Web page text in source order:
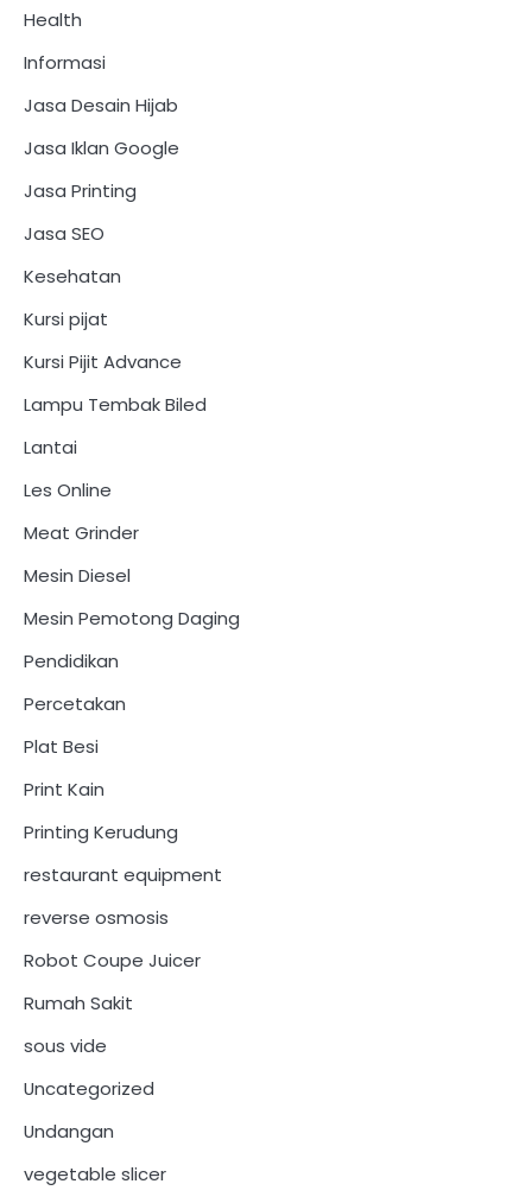
Health
Informasi
Jasa Desain Hijab
Jasa Iklan Google
Jasa Printing
Jasa SEO
Kesehatan
Kursi pijat
Kursi Pijit Advance
Lampu Tembak Biled
Lantai
Les Online
Meat Grinder
Mesin Diesel
Mesin Pemotong Daging
Pendidikan
Percetakan
Plat Besi
Print Kain
Printing Kerudung
restaurant equipment
reverse osmosis
Robot Coupe Juicer
Rumah Sakit
sous vide
Uncategorized
Undangan
vegetable slicer